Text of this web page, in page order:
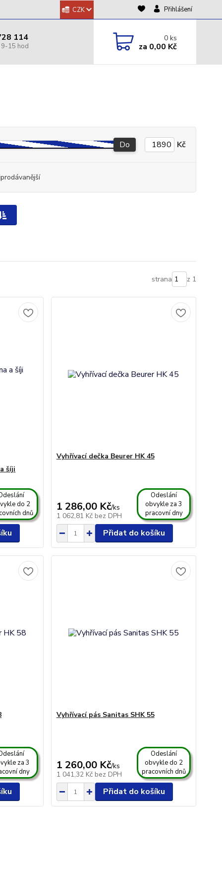
CZK Přihlášení
114 0ks
za 0,00 Kč
Do Kč
strana z 1
šíji
do 2
dnů
Vyhřívací dečka Beurer HK 45
1 286,00 Kč/ks
1 062,81 Kč bez DPH
Odeslání
obvykle za 3
pracovní dny
Přidat do košíku
za 3
dny
Vyhřívací pás Sanitas SHK 55
1 260,00 Kč/ks
1 041,32 Kč bez DPH
Odeslání
obvykle do 2
pracovních dnů
Přidat do košíku